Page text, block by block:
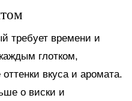
требует времени и
глотком,
вкуса и аромата.
о виски и